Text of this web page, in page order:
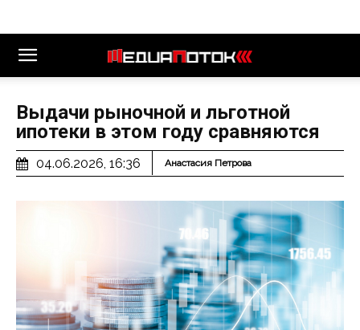
Выдачи рыночной и льготной
ипотеки в этом году сравняются
04.06.2026, 16:36 Анастасия Петрова